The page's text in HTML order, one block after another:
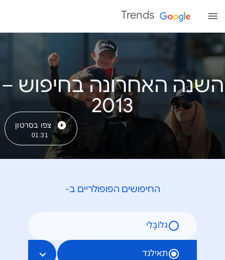
Trends
השנה האחרונה בחיפוש –
צפו בסרטון
01:31
החיפושים הפופולריים ב-
גלוֹבָּלִי
תאילנד